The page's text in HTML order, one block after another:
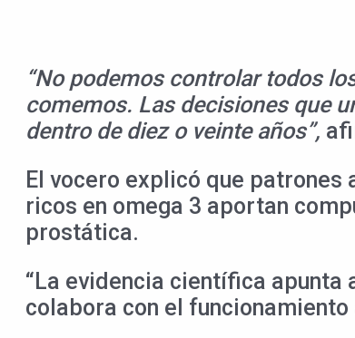
“No podemos controlar todos
comemos. Las decisiones que
dentro de diez o veinte años”,
El vocero explicó que
ricos en omega 3 aportan
prostática.
“La evidencia científica
colabora con el